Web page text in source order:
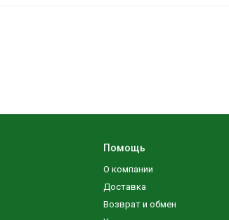
Помощь
О компании
Доставка
Возврат и обмен